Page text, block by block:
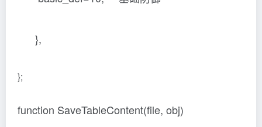
},
};
function SaveTableContent(file, obj)